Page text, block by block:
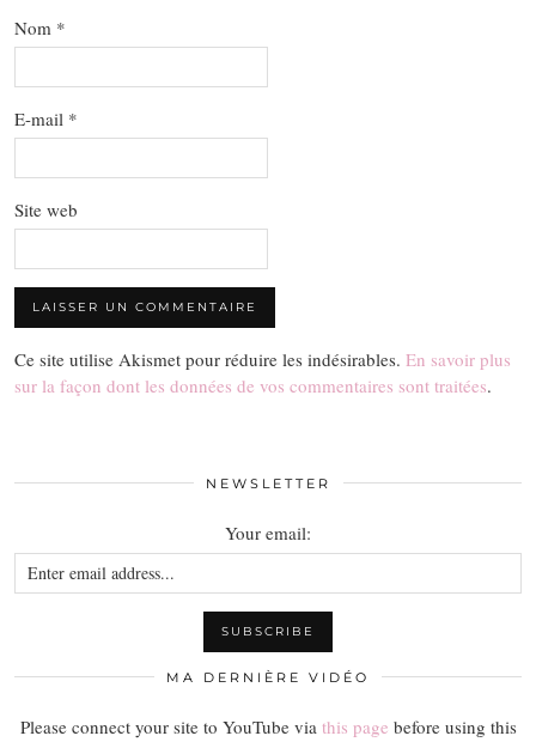
Nom *
E-mail *
Site web
Ce site utilise Akismet pour réduire les indésirables. En savoir plus
sur la façon dont les données de vos commentaires sont traitées.
NEWSLETTER
Your email:
MA DERNIÈRE VIDÉO
Please connect your site to YouTube via this page before using this